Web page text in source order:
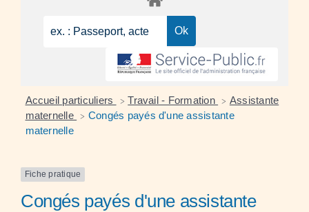
Accueil particuliers > Travail - Formation > Assistante
maternelle > Congés payés d'une assistante
maternelle
Fiche pratique
Congés payés d'une assistante